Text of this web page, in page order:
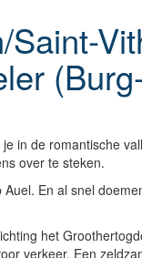
Saint-
in de romantische
over te steken.
En al snel
het
verkeer. Een